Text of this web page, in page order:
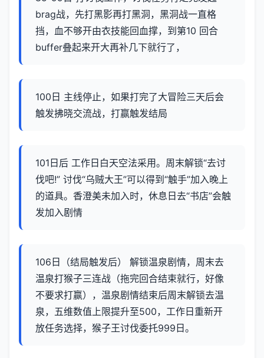
brag战，先打黑影再打黑洞，黑洞战一直格
挡，血不够开由衣技能回血撑，到第10 回合
buffer叠起来开大再补几下就行了，
100日 主线停止，如果打完了大冒险三天后会
触发拂晓交流战，打赢触发结局
101日后 工作日白天空法采用。周末解锁“去讨
伐吧!” 讨伐“乌贼大王”可以得到“触手”加入晚上
的道具。香澄美未加入时，休息日去“书店”会触
发加入剧情
106日（结局触发后） 解锁温泉剧情，周末去
温泉打猴子三连战（拖完回合结束就行，好像
不要求打赢），温泉剧情结束后周末解锁去温
泉，五维数值上限提升至500，工作日重新开
放任务选择，猴子王讨伐委托999日。